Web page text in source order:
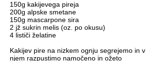
150g kakijevega pireja
200g alpske smetane
150g mascarpone sira
2 jž sukrin melis (oz. po okusu)
4 lističi želatine
Kakijev pire na nizkem ognju segrejemo in v
njem razpustimo namočeno in ožeto